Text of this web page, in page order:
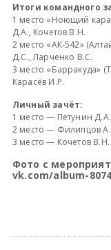
Итоги командного
1 место «Ноющий
Д.А., Кочетов В.Н.
2 место «АК-542»
Д.С., Ларченко В.С.
3 место «Барракуда»
Карасёв И.Р.
Личный зачёт:
1 место — Петунин
2 место — Филипцов
3 место — Кочетов
Фото с
vk.com/album-